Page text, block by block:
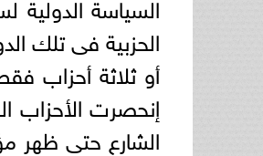
الحزبية فى تلك
أو ثلاثة أحزاب
إنحصرت الأحزاب
الشارع حتى ظهر